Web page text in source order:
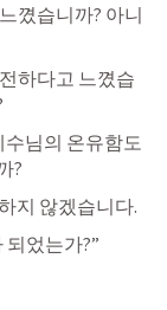
꼈습니까? 아니
하다고 느꼈습
수님의 온유함도
?
지 않겠습니다.
었는가?”